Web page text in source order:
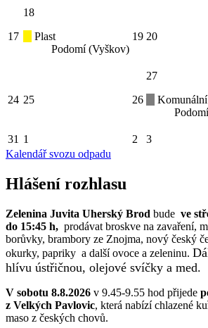
17
18
Plast
Podomí (Vyškov)
19 20
24 25 26
27
31 1 2 3
Kalendář svozu odpadu
Hlášení rozhlasu
Zelenina Juvita Uherský Brod bude ve
do 15:45 h, prodávat broskve na zavaření,
borůvky, brambory ze Znojma, nový český
okurky, papriky a další ovoce a zeleninu.
hlívu ústřičnou, olejové svíčky a med.
V sobotu 8.8.2026 v 9.45-9.55 hod přijede
z Velkých Pavlovic, která nabízí chlazené
maso z českých chovů.